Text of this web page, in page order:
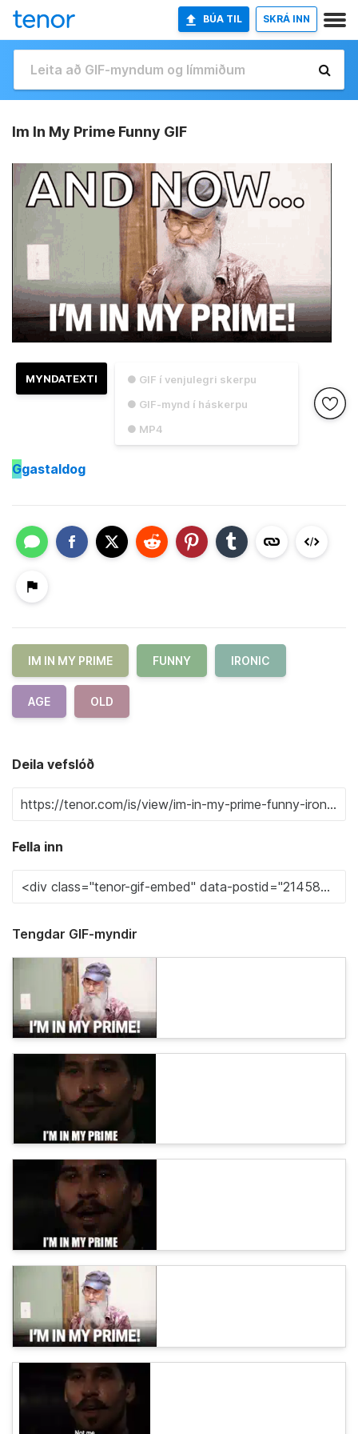
BÚA TIL SKRÁ INN
Im In My Prime Funny GIF
● GIF í venjulegri skerpu
● GIF-mynd í háskerpu
● MP4
MYNDATEXTI
Ggastaldog
IM IN MY PRIME FUNNY IRONIC
AGE OLD
Deila vefslóð
Fella inn
Tengdar GIF-myndir